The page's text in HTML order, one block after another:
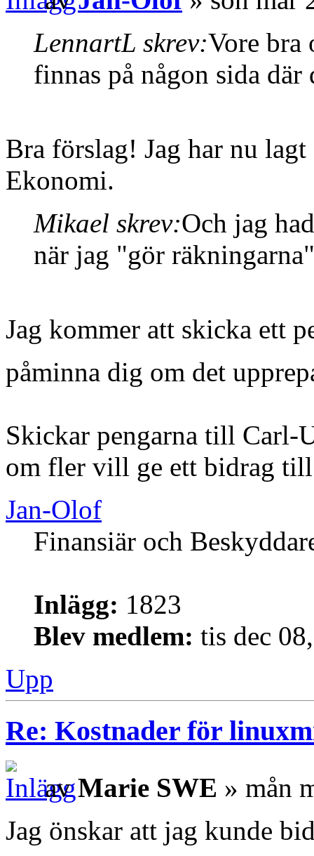
LennartL skrev:Vore bra
finnas på någon sida
Bra förslag! Jag har nu
Ekonomi.
Mikael skrev:Och jag
när jag "gör
Jag kommer att skicka ett
påminna dig om det
Skickar pengarna till Carl-
om fler vill ge ett bidrag till
Jan-Olof
Finansiär och
Inlägg: 1823
Blev medlem: tis dec
Upp
Re: Kostnader för
avMarie SWE » mån
Jag önskar att jag kunde